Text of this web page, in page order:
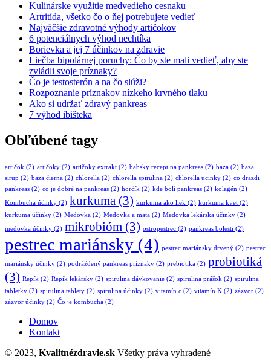
Kulinárske využitie medvedieho cesnaku
Artritída, všetko čo o ňej potrebujete vedieť
Najväčšie zdravotné výhody artičokov
6 potenciálnych výhod nechtíka
Borievka a jej 7 účinkov na zdravie
Liečba bipolárnej poruchy: Čo by ste mali vedieť, aby ste
zvládli svoje príznaky?
Čo je testosterón a na čo slúži?
Rozpoznanie príznakov nízkeho krvného tlaku
Ako si udržať zdravý pankreas
7 výhod ibišteka
Obľúbené tagy
artičok (2) artičoky (2) artičoky extrakt (2) babsky recept na pankreas (2) baza (2) baza
sirup (2) baza čierna (2) chlorella (2) chlorella spirulina (2) chlorella ucinky (2) co drazdi
pankreas (2) co je dobré na pankreas (2) horčík (2) kde bolí pankreas (2) kolagén (2)
Kombucha účinky (2) kurkuma (3) kurkuma ako liek (2) kurkuma kvet (2)
kurkuma účinky (2) Medovka (2) Medovka a mäta (2) Medovka lekárska účinky (2)
medovka účinky (2) mikrobióm (3) ostropestrec (2) pankreas bolesti (2)
pestrec mariánsky (4) pestrec mariánsky drvený (2) pestrec
mariánsky účinky (2) podráždený pankreas príznaky (2) prebiotika (2) probiotiká
(3) Repík (2) Repík lekársky (2) spirulina dávkovanie (2) spirulina prášok (2) spirulina
tabletky (2) spirulina tablety (2) spirulina účinky (2) vitamín c (2) vitamín K (2) zázvor (2)
zázvor účinky (2) Čo je kombucha (2)
Domov
Kontakt
© 2023, Kvalitnézdravie.sk Všetky práva vyhradené